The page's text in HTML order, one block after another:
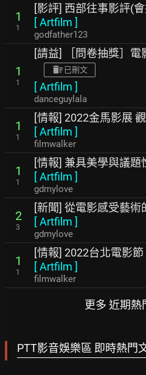
1
1
[影評] 西部往事影評(
[Artfilm ]
godfather123
1
1
[請益] ［問卷抽獎］
已刪文
[Artfilm ]
danceguylala
1
1
[情報] 2022金馬影展
[Artfilm ]
filmwalker
1
1
[情報] 兼具美學與議題
[Artfilm ]
gdmylove
2
3
[新聞] 從電影感受藝術
[Artfilm ]
gdmylove
1
1
[情報] 2022台北電影
[Artfilm ]
filmwalker
更多 近期熱
PTT影音娛樂區 即時熱門